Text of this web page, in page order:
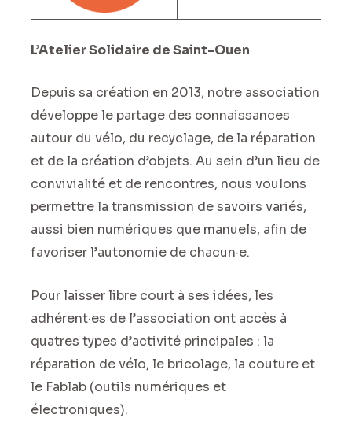
L’Atelier Solidaire de Saint-Ouen
Depuis sa création en 2013, notre association
développe le partage des connaissances
autour du vélo, du recyclage, de la réparation
et de la création d’objets. Au sein d’un lieu de
convivialité et de rencontres, nous voulons
permettre la transmission de savoirs variés,
aussi bien numériques que manuels, afin de
favoriser l’autonomie de chacun·e.
Pour laisser libre court à ses idées, les
adhérent·es de l’association ont accès à
quatres types d’activité principales : la
réparation de vélo, le bricolage, la couture et
le Fablab (outils numériques et
électroniques).